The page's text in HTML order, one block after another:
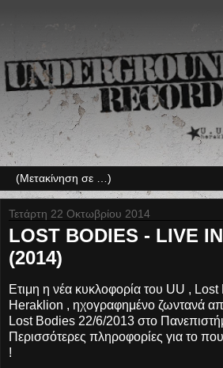
Τετάρτη 22 Οκτωβρίου 2014
LOST BODIES - LIVE
(2014)
Ετιμη η νέα κυκλοφορία του UU ,
Heraklion , ηχογραφημένο ζωντανά
Lost Bodies 22/6/2013 στο
Περισσότερες πληροφορίες για το
!